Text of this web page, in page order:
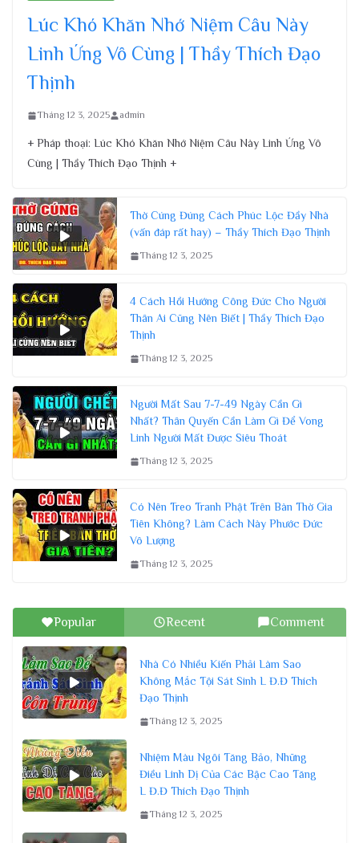
Lúc Khó Khăn Nhớ Niệm Câu Này
Linh Ứng Vô Cùng | Thầy Thích Đạo
Thịnh
Tháng 12 3, 2025 admin
+ Pháp thoại: Lúc Khó Khăn Nhớ Niệm Câu Này Linh Ứng Vô
Cùng | Thầy Thích Đạo Thịnh +
Thờ Cúng Đúng Cách Phúc Lộc Đầy Nhà
(vấn đáp rất hay) – Thầy Thích Đạo Thịnh
Tháng 12 3, 2025
4 Cách Hồi Hướng Công Đức Cho Người
Thân Ai Cũng Nên Biết | Thầy Thích Đạo
Thịnh
Tháng 12 3, 2025
Người Mất Sau 7-7-49 Ngày Cần Gì
Nhất? Thân Quyến Cần Làm Gì Để Vong
Linh Người Mất Được Siêu Thoát
Tháng 12 3, 2025
Có Nên Treo Tranh Phật Trên Bàn Thờ Gia
Tiên Không? Làm Cách Này Phước Đức
Vô Lượng
Tháng 12 3, 2025
Popular Recent Comment
Nhà Có Nhiều Kiến Phải Làm Sao
Không Mắc Tội Sát Sinh L Đ.Đ Thích
Đạo Thịnh
Tháng 12 3, 2025
Nhiệm Màu Ngôi Tăng Bảo, Những
Điều Linh Dị Của Các Bậc Cao Tăng
L Đ.Đ Thích Đạo Thịnh
Tháng 12 3, 2025